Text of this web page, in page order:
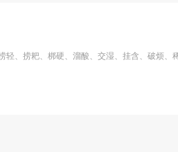
轻、捞耙、梆硬、溜酸、交湿、挂含、破烦